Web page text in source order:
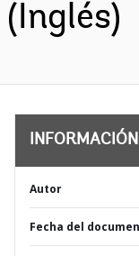
(Inglés)
INFORMACIÓN
Autor
Fecha del